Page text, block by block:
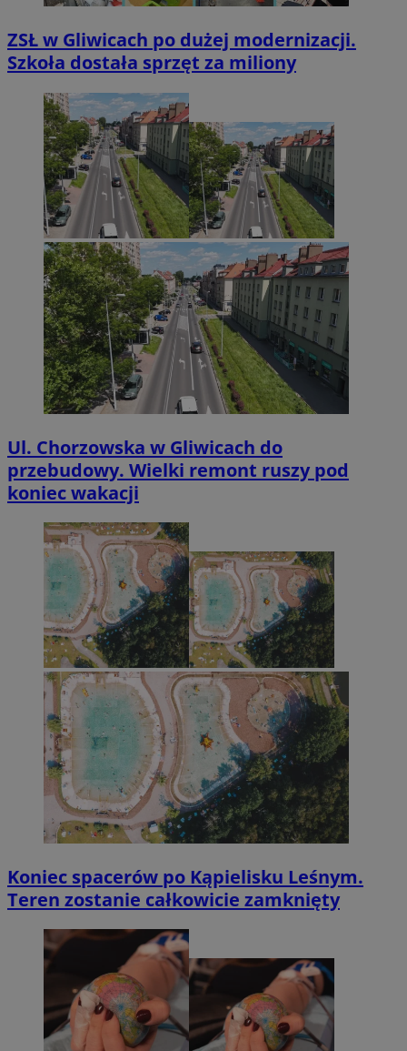
ZSŁ w Gliwicach po dużej modernizacji.
Szkoła dostała sprzęt za miliony
Ul. Chorzowska w Gliwicach do
przebudowy. Wielki remont ruszy pod
koniec wakacji
Koniec spacerów po Kąpielisku Leśnym.
Teren zostanie całkowicie zamknięty